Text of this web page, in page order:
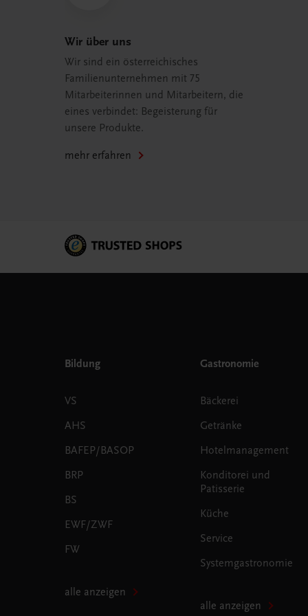
Wir über uns
Wir sind ein österreichisches
Familienunternehmen mit 75
Mitarbeiterinnen und Mitarbeitern, die
eines verbindet: Begeisterung für
unsere Produkte.
mehr erfahren
Bildung
VS
AHS
BAFEP/BASOP
BRP
BS
EWF/ZWF
FW
alle anzeigen
Gastronomie
Bäckerei
Getränke
Hotelmanagement
Konditorei und
Patisserie
Küche
Service
Systemgastronomie
alle anzeigen